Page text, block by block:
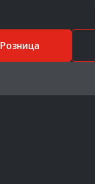
Розница